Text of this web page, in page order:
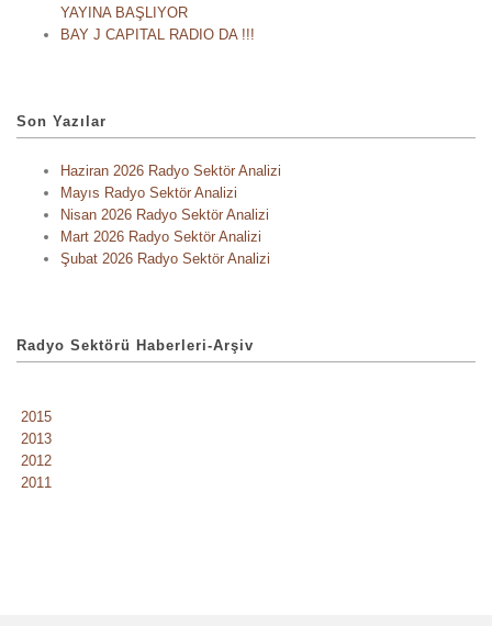
YAYINA BAŞLIYOR
BAY J CAPITAL RADIO DA !!!
Son Yazılar
Haziran 2026 Radyo Sektör Analizi
Mayıs Radyo Sektör Analizi
Nisan 2026 Radyo Sektör Analizi
Mart 2026 Radyo Sektör Analizi
Şubat 2026 Radyo Sektör Analizi
Radyo Sektörü Haberleri-Arşiv
2015
2013
2012
2011